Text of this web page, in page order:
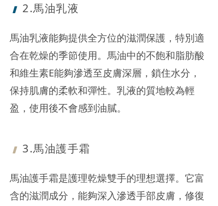
2.馬油乳液
馬油乳液能夠提供全方位的滋潤保護，特別適
合在乾燥的季節使用。馬油中的不飽和脂肪酸
和維生素E能夠滲透至皮膚深層，鎖住水分，
保持肌膚的柔軟和彈性。乳液的質地較為輕
盈，使用後不會感到油膩。
3.馬油護手霜
馬油護手霜是護理乾燥雙手的理想選擇。它富
含的滋潤成分，能夠深入滲透手部皮膚，修復